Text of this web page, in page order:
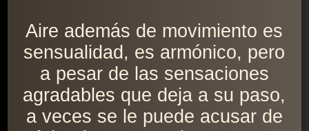
Aire además de movimiento es
sensualidad, es armónico, pero
a pesar de las sensaciones
agradables que deja a su paso,
a veces se le puede acusar de